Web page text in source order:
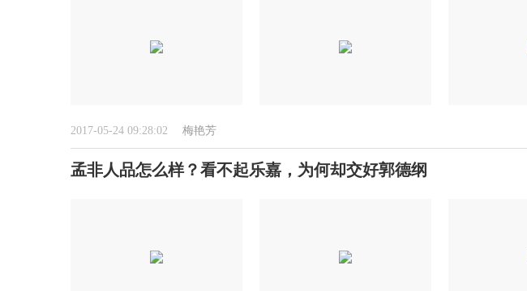
2017-05-24 09:28:02 梅艳芳
孟非人品怎么样？看不起乐嘉，为何却交好郭德纲